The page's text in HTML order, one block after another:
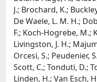
J.; Brochard, K.;
De Waele, L. M. H.;
F.; Koch-Hogrebe, M.;
Livingston, J. H.;
Orcesi, S.; Peudenier,
Scott, C.; Tonduti, D.;
Linden, H.; Van Esch,